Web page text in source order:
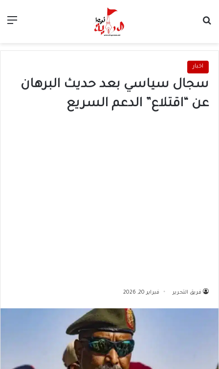
اخبار
سجال سياسي بعد حديث البرهان
عن “اقتلاع” الدعم السريع
فريق التحرير فبراير 20, 2026